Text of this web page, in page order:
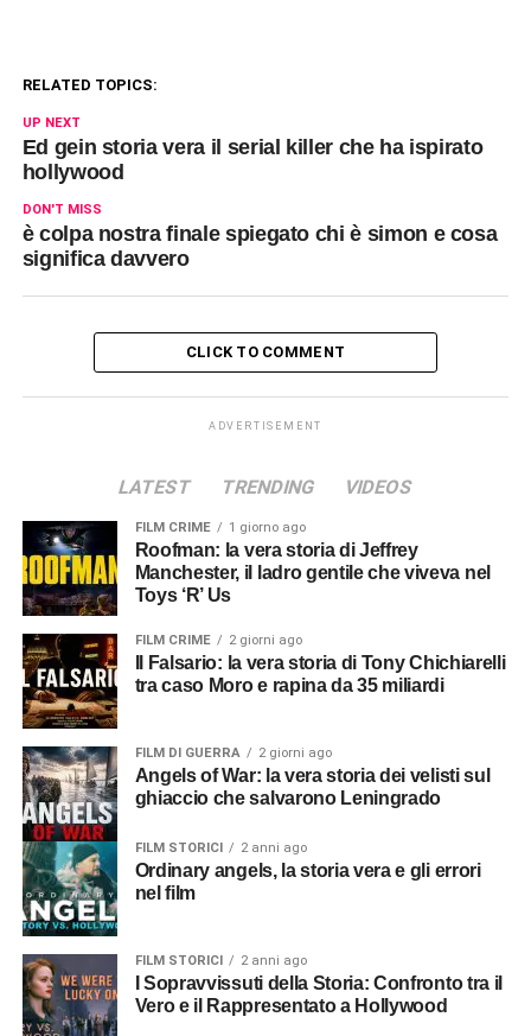
RELATED TOPICS:
UP NEXT
Ed gein storia vera il serial killer che ha ispirato
hollywood
DON'T MISS
è colpa nostra finale spiegato chi è simon e cosa
significa davvero
CLICK TO COMMENT
ADVERTISEMENT
LATEST TRENDING VIDEOS
FILM CRIME 1 giorno ago
Roofman: la vera storia di Jeffrey
Manchester, il ladro gentile che viveva nel
Toys ‘R’ Us
FILM CRIME 2 giorni ago
tra caso Moro e rapina da 35 miliardi
FILM DI GUERRA 2 giorni ago
Angels of War: la vera storia dei velisti sul
ghiaccio che salvarono Leningrado
FILM STORICI 2 anni ago
Ordinary angels, la storia vera e gli errori
nel film
FILM STORICI 2 anni ago
Vero e il Rappresentato a Hollywood